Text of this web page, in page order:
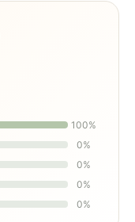
100%
0%
0%
0%
0%